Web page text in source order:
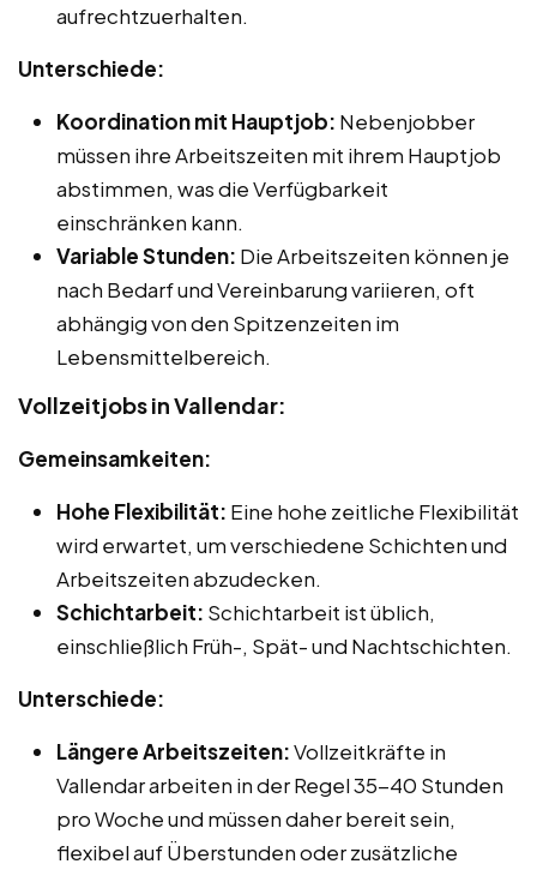
aufrechtzuerhalten.
Unterschiede:
Koordination mit Hauptjob: Nebenjobber
müssen ihre Arbeitszeiten mit ihrem Hauptjob
abstimmen, was die Verfügbarkeit
einschränken kann.
Variable Stunden: Die Arbeitszeiten können je
nach Bedarf und Vereinbarung variieren, oft
abhängig von den Spitzenzeiten im
Lebensmittelbereich.
Vollzeitjobs in Vallendar:
Gemeinsamkeiten:
Hohe Flexibilität: Eine hohe zeitliche Flexibilität
wird erwartet, um verschiedene Schichten und
Arbeitszeiten abzudecken.
Schichtarbeit: Schichtarbeit ist üblich,
einschließlich Früh-, Spät- und Nachtschichten.
Unterschiede:
Längere Arbeitszeiten:Vollzeitkräfte in
Vallendar arbeiten in der Regel 35-40 Stunden
pro Woche und müssen daher bereit sein,
flexibel auf Überstunden oder zusätzliche